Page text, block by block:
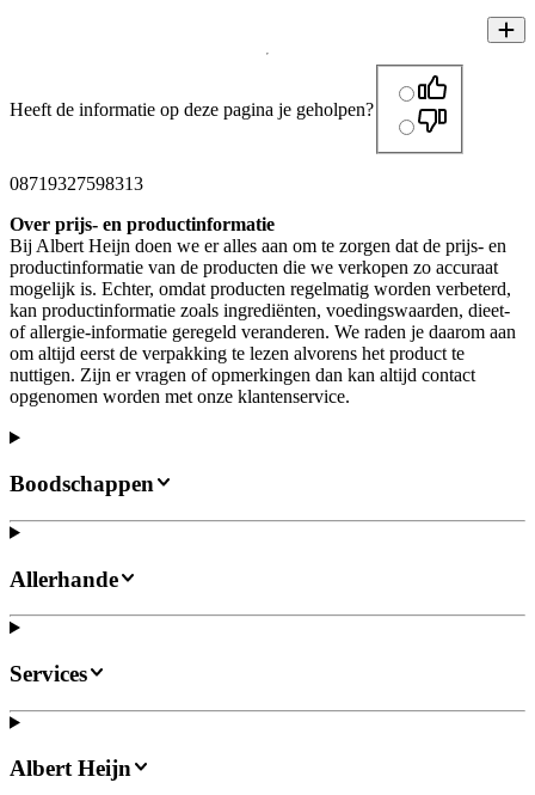
Heeft de informatie op deze pagina je geholpen?
08719327598313
Over prijs- en productinformatie
Bij Albert Heijn doen we er alles aan om te zorgen dat de prijs- en
productinformatie van de producten die we verkopen zo accuraat
mogelijk is. Echter, omdat producten regelmatig worden verbeterd,
kan productinformatie zoals ingrediënten, voedingswaarden, dieet-
of allergie-informatie geregeld veranderen. We raden je daarom aan
om altijd eerst de verpakking te lezen alvorens het product te
nuttigen. Zijn er vragen of opmerkingen dan kan altijd contact
opgenomen worden met onze klantenservice.
Boodschappen
Allerhande
Services
Albert Heijn